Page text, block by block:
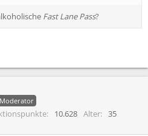
Fast Lane Pass?
Moderator
10.628 Alter
35